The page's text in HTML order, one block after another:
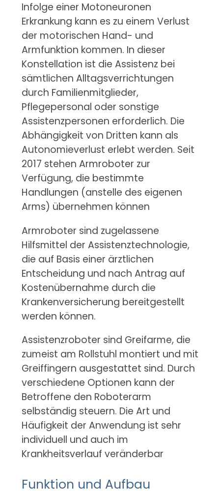
Infolge einer Motoneuronen
Erkrankung kann es zu einem Verlust
der motorischen Hand- und
Armfunktion kommen. In dieser
Konstellation ist die Assistenz bei
sämtlichen Alltagsverrichtungen
durch Familienmitglieder,
Pflegepersonal oder sonstige
Assistenzpersonen erforderlich. Die
Abhängigkeit von Dritten kann als
Autonomieverlust erlebt werden. Seit
2017 stehen Armroboter zur
Verfügung, die bestimmte
Handlungen (anstelle des eigenen
Arms) übernehmen können
Armroboter sind zugelassene
Hilfsmittel der Assistenztechnologie,
die auf Basis einer ärztlichen
Entscheidung und nach Antrag auf
Kostenübernahme durch die
Krankenversicherung bereitgestellt
werden können.
Assistenzroboter sind Greifarme, die
zumeist am Rollstuhl montiert und mit
Greiffingern ausgestattet sind. Durch
verschiedene Optionen kann der
Betroffene den Roboterarm
selbständig steuern. Die Art und
Häufigkeit der Anwendung ist sehr
individuell und auch im
Krankheitsverlauf veränderbar
Funktion und Aufbau